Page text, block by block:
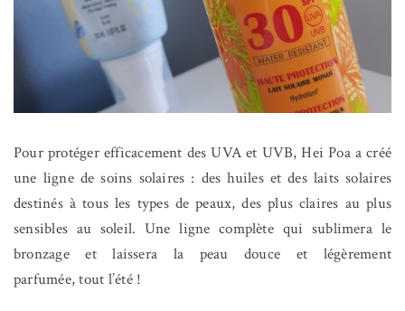
Pour protéger efficacement des UVA et UVB, Hei Poa a créé
une ligne de soins solaires : des huiles et des laits solaires
destinés à tous les types de peaux, des plus claires au plus
sensibles au soleil. Une ligne complète qui sublimera le
bronzage et laissera la peau douce et légèrement
parfumée, tout l’été !